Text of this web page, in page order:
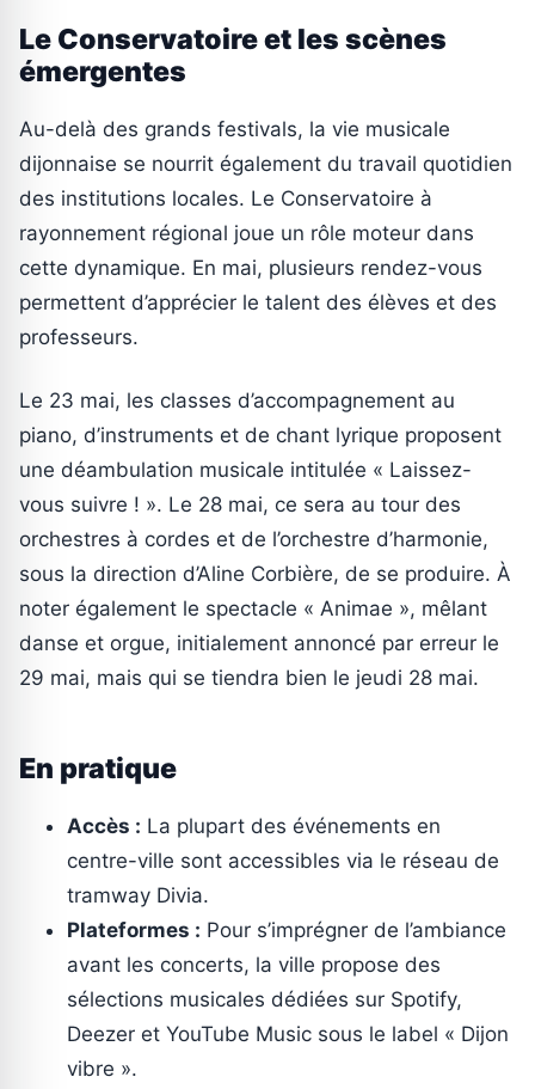
Le Conservatoire et les scènes
émergentes
Au-delà des grands festivals, la vie musicale
dijonnaise se nourrit également du travail quotidien
des institutions locales. Le Conservatoire à
rayonnement régional joue un rôle moteur dans
cette dynamique. En mai, plusieurs rendez-vous
permettent d’apprécier le talent des élèves et des
professeurs.
Le 23 mai, les classes d’accompagnement au
piano, d’instruments et de chant lyrique proposent
une déambulation musicale intitulée « Laissez-
vous suivre ! ». Le 28 mai, ce sera au tour des
orchestres à cordes et de l’orchestre d’harmonie,
sous la direction d’Aline Corbière, de se produire. À
noter également le spectacle « Animae », mêlant
danse et orgue, initialement annoncé par erreur le
29 mai, mais qui se tiendra bien le jeudi 28 mai.
En pratique
Accès : La plupart des événements en
centre-ville sont accessibles via le réseau de
tramway Divia.
Plateformes : Pour s’imprégner de l’ambiance
avant les concerts, la ville propose des
sélections musicales dédiées sur Spotify,
Deezer et YouTube Music sous le label « Dijon
vibre ».